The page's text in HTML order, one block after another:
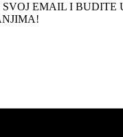
EMAIL I BUDITE